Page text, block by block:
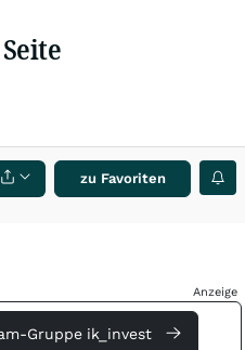
zu Favoriten
Anzeige
Gruppe ik_invest